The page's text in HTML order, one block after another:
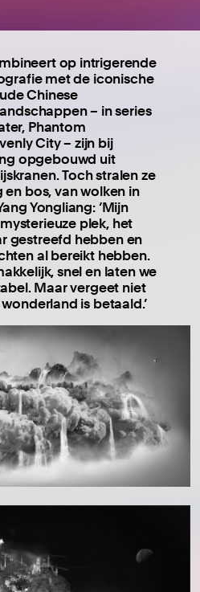
op intrigerende
met de iconische
Chinese
– in series
Phantom
City – zijn bij
opgebouwd uit
Toch stralen ze
bos, van wolken in
Yongliang: ‘Mijn
plek, het
gestreefd hebben en
al bereikt hebben.
snel en laten we
Maar vergeet niet
is betaald.’